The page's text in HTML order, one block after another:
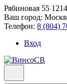
Рябиновая 55
Ваш город:
Телефон: 8 (804)
Вход